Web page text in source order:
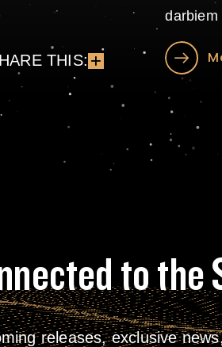
THIS:
darbiem
to the
releases, exclusive